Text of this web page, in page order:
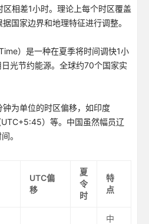
相差1小时。理论上每个时区覆盖
国家边界和地理特征进行调整。
）是一种在夏季将时间调快1小
光节约能源。全球约70个国家实
为单位的时区偏移，如印度
）等。中国虽然幅员辽
。
UTC偏
移
夏
令
时
特
点
中